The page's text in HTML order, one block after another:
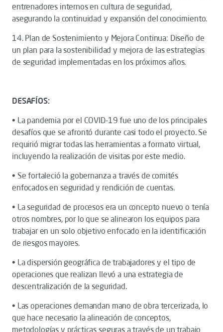
entrenadores internos en cultura de seguridad,
asegurando la continuidad y expansión del conocimiento.
14. Plan de Sostenimiento y Mejora Continua: Diseño de
un plan para la sostenibilidad y mejora de las estrategias
de seguridad implementadas en los próximos años.
DESAFÍOS:
• La pandemia por el COVID-19 fue uno de los principales
desafíos que se afrontó durante casi todo el proyecto. Se
requirió migrar todas las herramientas a formato virtual,
incluyendo la realización de visitas por este medio.
• Se fortaleció la gobernanza a través de comités
enfocados en seguridad y rendición de cuentas.
• La seguridad de procesos era un concepto nuevo o tenía
otros nombres, por lo que se alinearon los equipos para
trabajar en un solo objetivo enfocado en la identificación
de riesgos mayores.
• La dispersión geográfica de trabajadores y el tipo de
operaciones que realizan llevó a una estrategia de
descentralización de la seguridad.
• Las operaciones demandan mano de obra tercerizada, lo
que hace necesario la alineación de conceptos,
metodologías y prácticas seguras a través de un trabajo